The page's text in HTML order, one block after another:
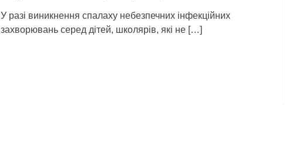
У разі виникнення спалаху небезпечних інфекційних
захворювань серед дітей, школярів, які не […]